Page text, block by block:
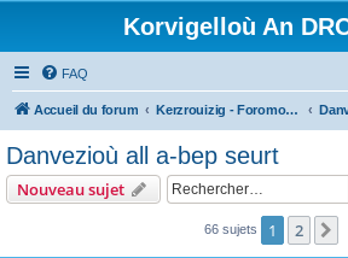
Korvigelloù An
FAQ
Accueil du forum Kerzrouizig - Foromoù An Drouizig
Danvezioù all a-bep seurt
Nouveau sujet
66 sujets 1 2